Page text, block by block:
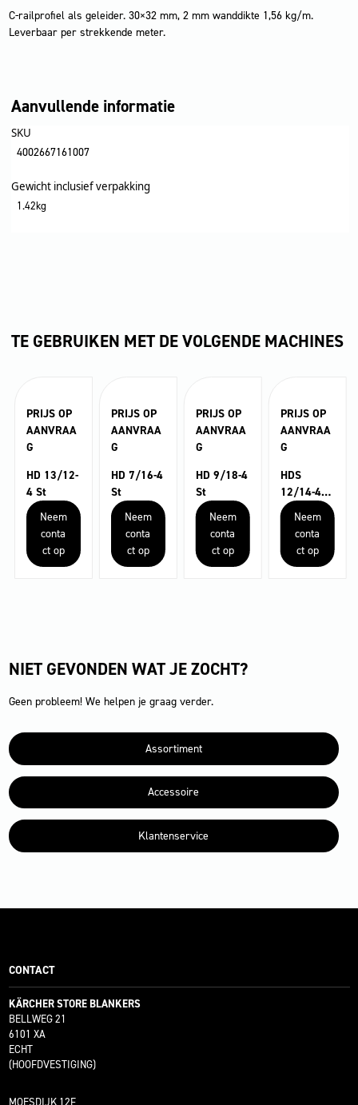
C-railprofiel als geleider. 30×32 mm, 2 mm wanddikte 1,56 kg/m.
Leverbaar per strekkende meter.
Aanvullende informatie
SKU
4002667161007
Gewicht inclusief verpakking
1.42kg
TE GEBRUIKEN MET DE VOLGENDE MACHINES
PRIJS OP
AANVRAA
G
HD 13/12-
4 St
Neem
conta
ct op
PRIJS OP
AANVRAA
G
HD 7/16-4
St
Neem
conta
ct op
PRIJS OP
AANVRAA
G
HD 9/18-4
St
Neem
conta
ct op
PRIJS OP
AANVRAA
G
HDS
12/14-4
ST
Neem
conta
ct op
NIET GEVONDEN WAT JE ZOCHT?
Geen probleem! We helpen je graag verder.
Assortiment
Accessoire
Klantenservice
CONTACT
KÄRCHER STORE BLANKERS
BELLWEG 21
6101 XA
ECHT
(HOOFDVESTIGING)
MOESDIJK 12F